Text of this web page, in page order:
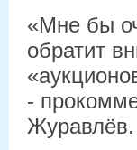
«Мне бы
обратит
-
Журавлёв.